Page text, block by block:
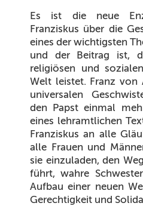
Es ist die neue
Franziskus über die
eines der wichtigsten
und der Beitrag ist,
religiösen und
Welt leistet. Franz von
universalen
den Papst einmal
eines lehramtlichen
Franziskus an alle
alle Frauen und
sie einzuladen, den
führt, wahre
Aufbau einer neuen
Gerechtigkeit und